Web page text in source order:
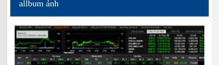
allbum ảnh